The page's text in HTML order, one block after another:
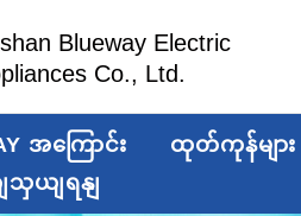
Blueway Electric
Co., Ltd.
အကြောင်း ထုတ်ကုန်များ
ယျရနျ